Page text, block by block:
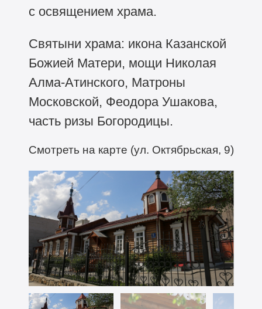
с освящением храма.
Святыни храма: икона Казанской
Божией Матери, мощи Николая
Алма-Атинского, Матроны
Московской, Феодора Ушакова,
часть ризы Богородицы.
Смотреть на карте (ул. Октябрьская, 9)